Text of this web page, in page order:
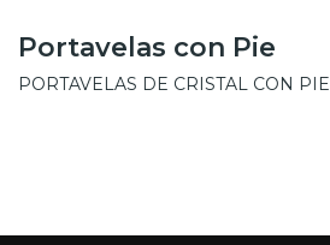
Portavelas con Pie
PORTAVELAS DE CRISTAL CON PIE